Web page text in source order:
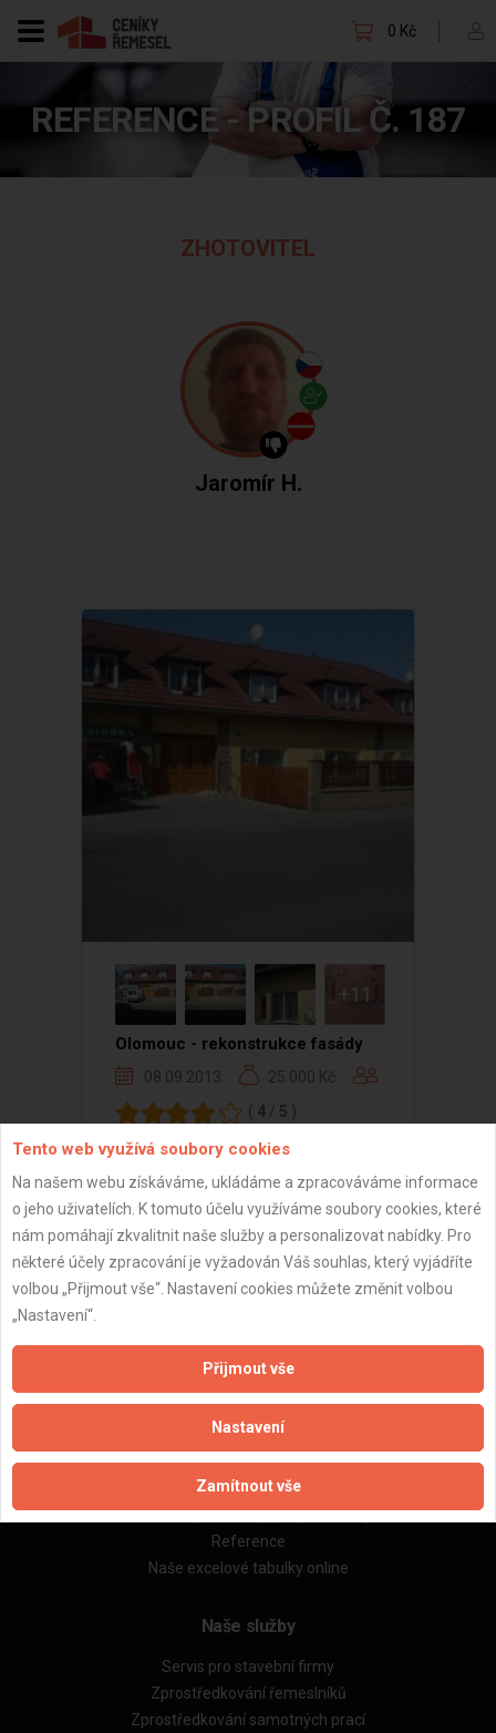
0 Kč
REFERENCE - PROFIL Č. 187
ZHOTOVITEL
Jaromír H.
Olomouc - rekonstrukce fasády
08.09.2013
25 000 Kč
( 4 / 5 )
+11
Zobrazeno 1 z 1 reference
Důležité informace
Naše firmy a řemeslníci
Zpracování a ochrana osobních údajů
Zásady pro používání souborů cookie
Obchodní podmínky (zprostředkování)
Obchodní podmínky (rozpočtování)
Reference
Naše excelové tabulky online
Naše služby
Servis pro stavební firmy
Zprostředkování řemeslníků
Zprostředkování samotných prací
Tento web využívá soubory cookies
Na našem webu získáváme, ukládáme a zpracováváme informace
o jeho uživatelích. K tomuto účelu využíváme soubory cookies, které
nám pomáhají zkvalitnit naše služby a personalizovat nabídky. Pro
některé účely zpracování je vyžadován Váš souhlas, který vyjádříte
volbou „Přijmout vše“. Nastavení cookies můžete změnit volbou
„Nastavení“.
Přijmout vše
Nastavení
Zamítnout vše